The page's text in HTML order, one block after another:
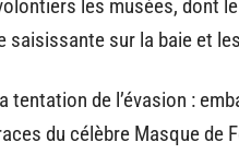
les musées, dont
saisissante sur la baie et
tentation de l’évasion :
du célèbre Masque de